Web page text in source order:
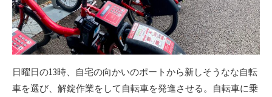
日曜日の13時、自宅の向かいのポートから新しそうなな自転
車を選び、解錠作業をして自転車を発進させる。自転車に乗